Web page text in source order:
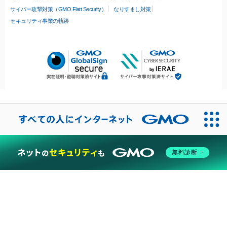
サイバー攻撃対策（GMO Flatt Security）
なりすまし対策
セキュリティ事業の軌跡
無料診断